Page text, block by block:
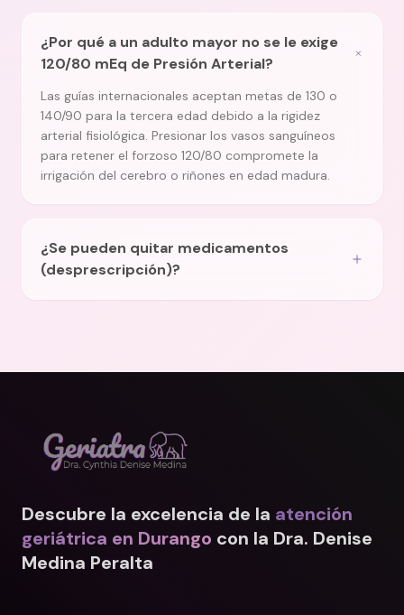
¿Por qué a un adulto mayor no se le exige
120/80 mEq de Presión Arterial?
Las guías internacionales aceptan metas de 130 o
140/90 para la tercera edad debido a la rigidez
arterial fisiológica. Presionar los vasos sanguíneos
para retener el forzoso 120/80 compromete la
irrigación del cerebro o riñones en edad madura.
¿Se pueden quitar medicamentos
(desprescripción)?
Descubre la excelencia de la atención
geriátrica en Durango con la Dra. Denise
Medina Peralta